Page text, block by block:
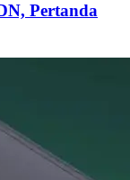
Pertanda